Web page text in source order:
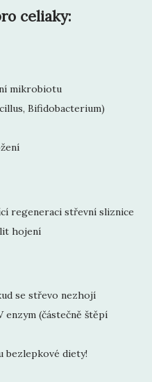
celiaky:
mikrobiotu
Bifidobacterium)
regeneraci střevní sliznice
hojení
se střevo nezhojí
(částečně štěpí
bezlepkové diety!